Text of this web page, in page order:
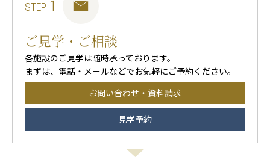
STEP 1
ご見学・ご相談
各施設のご見学は随時承っております。
まずは、電話・メールなどでお気軽にご予約ください。
お問い合わせ・資料請求
見学予約